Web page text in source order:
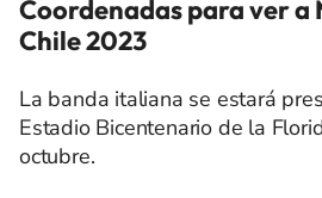
Coordenadas para ver a
Chile 2023
La banda italiana se estará
Estadio Bicentenario de la
octubre.